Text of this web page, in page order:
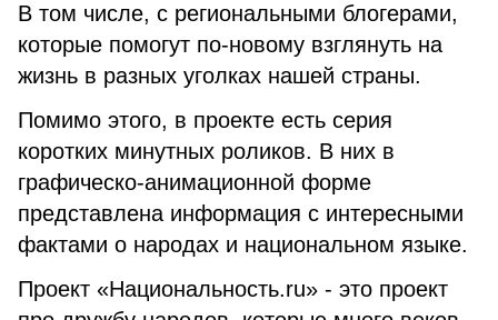
В том числе, с региональными блогерами,
которые помогут по-новому взглянуть на
жизнь в разных уголках нашей страны.
Помимо этого, в проекте есть серия
коротких минутных роликов. В них в
графическо-анимационной форме
представлена информация с интересными
фактами о народах и национальном языке.
Проект «Национальность.ru» - это проект